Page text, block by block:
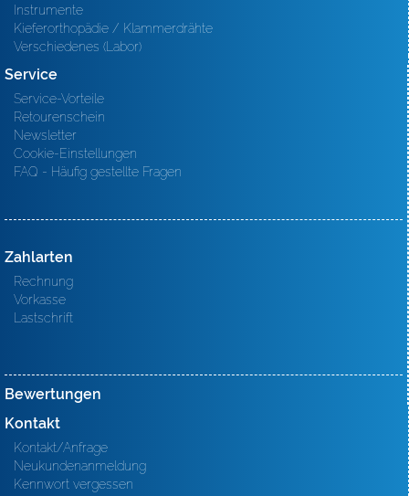
Instrumente
Kieferorthopädie / Klammerdrähte
Verschiedenes (Labor)
Service
Service-Vorteile
Retourenschein
Newsletter
Cookie-Einstellungen
FAQ - Häufig gestellte Fragen
Zahlarten
Rechnung
Vorkasse
Lastschrift
Bewertungen
Kontakt
Kontakt/Anfrage
Neukundenanmeldung
Kennwort vergessen